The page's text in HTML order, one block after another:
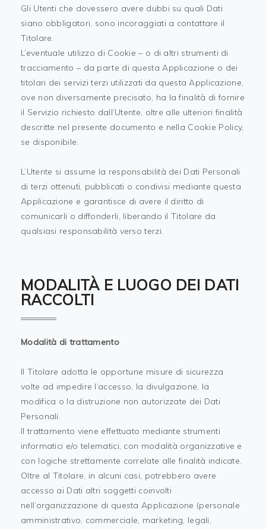
Gli Utenti che dovessero avere dubbi su quali Dati
siano obbligatori, sono incoraggiati a contattare il
Titolare.
L’eventuale utilizzo di Cookie – o di altri strumenti di
tracciamento – da parte di questa Applicazione o dei
titolari dei servizi terzi utilizzati da questa Applicazione,
ove non diversamente precisato, ha la finalità di fornire
il Servizio richiesto dall’Utente, oltre alle ulteriori finalità
descritte nel presente documento e nella Cookie Policy,
se disponibile.
L’Utente si assume la responsabilità dei Dati Personali
di terzi ottenuti, pubblicati o condivisi mediante questa
Applicazione e garantisce di avere il diritto di
comunicarli o diffonderli, liberando il Titolare da
qualsiasi responsabilità verso terzi.
MODALITÀ E LUOGO DEI DATI
RACCOLTI
Modalità di trattamento
Il Titolare adotta le opportune misure di sicurezza
volte ad impedire l’accesso, la divulgazione, la
modifica o la distruzione non autorizzate dei Dati
Personali.
Il trattamento viene effettuato mediante strumenti
informatici e/o telematici, con modalità organizzative e
con logiche strettamente correlate alle finalità indicate.
Oltre al Titolare, in alcuni casi, potrebbero avere
accesso ai Dati altri soggetti coinvolti
nell’organizzazione di questa Applicazione (personale
amministrativo, commerciale, marketing, legali,